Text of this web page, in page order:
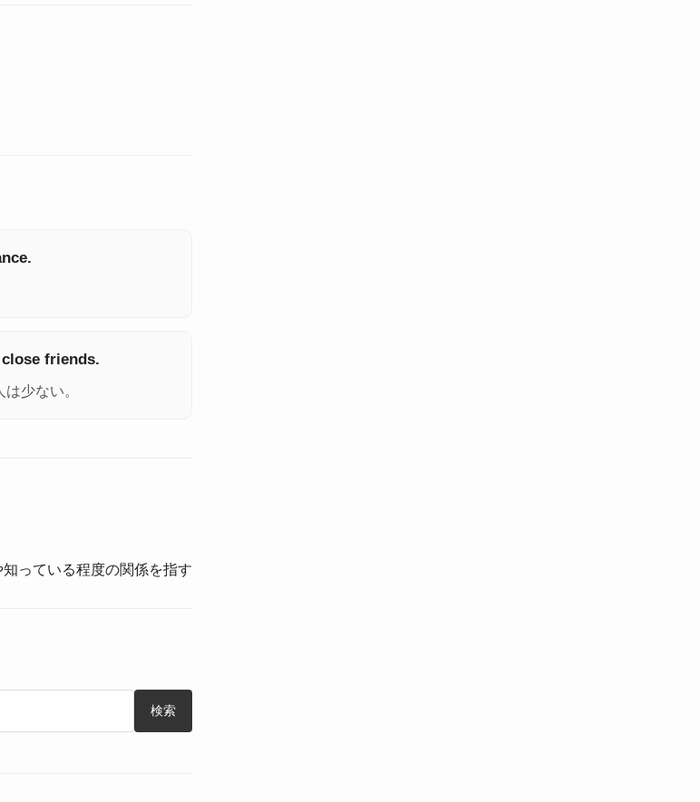
friends.
少ない。
っている程度の関係を指す
検索